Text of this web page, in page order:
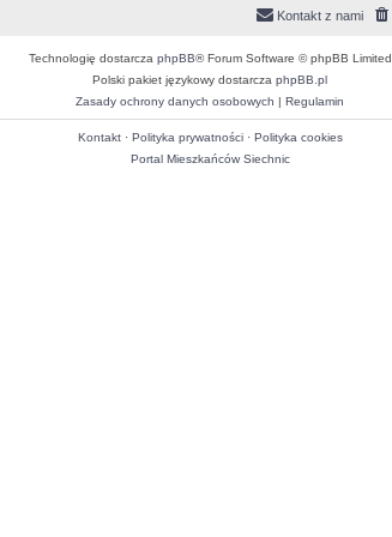
Kontakt z nami
Technologię dostarcza phpBB® Forum Software © phpBB Limited
Polski pakiet językowy dostarcza phpBB.pl
Zasady ochrony danych osobowych | Regulamin
Kontakt· Polityka prywatności· Polityka cookies
Portal Mieszkańców Siechnic